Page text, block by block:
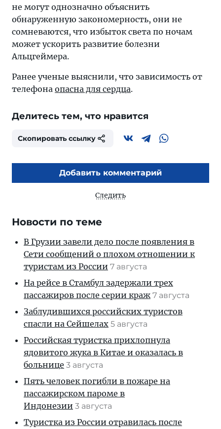
не могут однозначно объяснить
обнаруженную закономерность, они не
сомневаются, что избыток света по ночам
может ускорить развитие болезни
Альцгеймера.
Ранее ученые выяснили, что зависимость от
телефона опасна для сердца.
Делитесь тем, что нравится
Скопировать ссылку
Добавить комментарий
Следить
Новости по теме
В Грузии завели дело после появления в
Сети сообщений о плохом отношении к
туристам из России 7 августа
На рейсе в Стамбул задержали трех
пассажиров после серии краж 7 августа
Заблудившихся российских туристов
спасли на Сейшелах 5 августа
Российская туристка прихлопнула
ядовитого жука в Китае и оказалась в
больнице 3 августа
Пять человек погибли в пожаре на
пассажирском пароме в
Индонезии 3 августа
Туристка из России отравилась после